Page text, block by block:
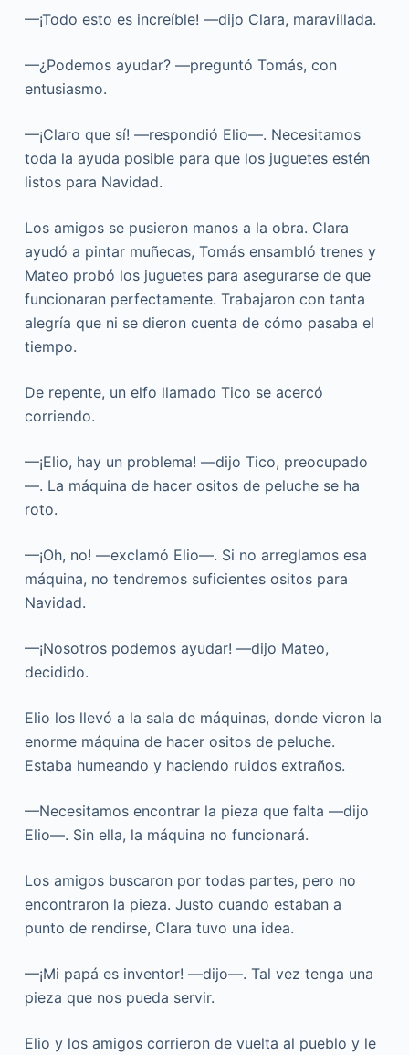
—¡Todo esto es increíble! —dijo Clara, maravillada.
—¿Podemos ayudar? —preguntó Tomás, con
entusiasmo.
—¡Claro que sí! —respondió Elio—. Necesitamos
toda la ayuda posible para que los juguetes estén
listos para Navidad.
Los amigos se pusieron manos a la obra. Clara
ayudó a pintar muñecas, Tomás ensambló trenes y
Mateo probó los juguetes para asegurarse de que
funcionaran perfectamente. Trabajaron con tanta
alegría que ni se dieron cuenta de cómo pasaba el
tiempo.
De repente, un elfo llamado Tico se acercó
corriendo.
—¡Elio, hay un problema! —dijo Tico, preocupado
—. La máquina de hacer ositos de peluche se ha
roto.
—¡Oh, no! —exclamó Elio—. Si no arreglamos esa
máquina, no tendremos suficientes ositos para
Navidad.
—¡Nosotros podemos ayudar! —dijo Mateo,
decidido.
Elio los llevó a la sala de máquinas, donde vieron la
enorme máquina de hacer ositos de peluche.
Estaba humeando y haciendo ruidos extraños.
—Necesitamos encontrar la pieza que falta —dijo
Elio—. Sin ella, la máquina no funcionará.
Los amigos buscaron por todas partes, pero no
encontraron la pieza. Justo cuando estaban a
punto de rendirse, Clara tuvo una idea.
—¡Mi papá es inventor! —dijo—. Tal vez tenga una
pieza que nos pueda servir.
Elio y los amigos corrieron de vuelta al pueblo y le